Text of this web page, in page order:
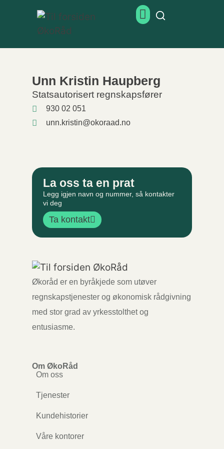
Unn Kristin Haupberg
Statsautorisert regnskapsfører
930 02 051
unn.kristin@okoraad.no
La oss ta en prat
Legg igjen navn og nummer, så kontakter
vi deg
Ta kontakt
Økoråd er en byråkjede som utøver
regnskapstjenester og økonomisk rådgivning
med stor grad av yrkesstolthet og
entusiasme.
Om ØkoRåd
Om oss
Tjenester
Kundehistorier
Våre kontorer